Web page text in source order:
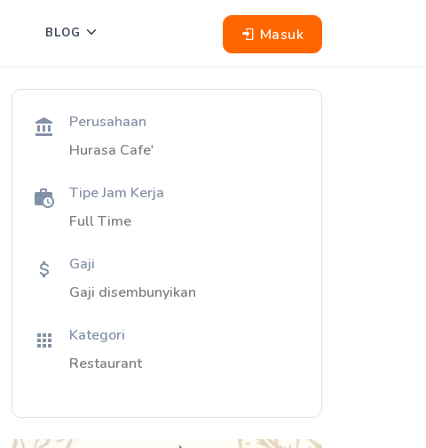
Masuk
BLOG
Perusahaan
Hurasa Cafe'
Tipe Jam Kerja
Full Time
Gaji
Gaji disembunyikan
Kategori
Restaurant